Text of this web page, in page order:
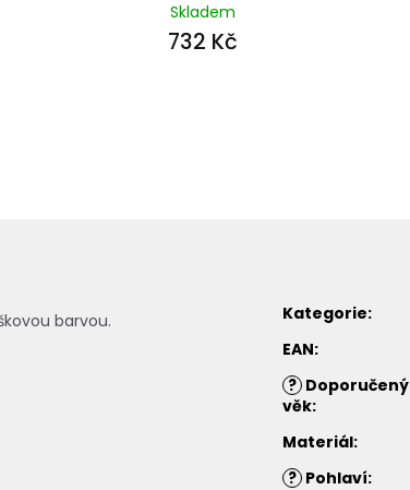
Skladem
732 Kč
barvou.
Kategorie:
EAN:
? Doporučený
věk:
Materiál:
? Pohlaví: